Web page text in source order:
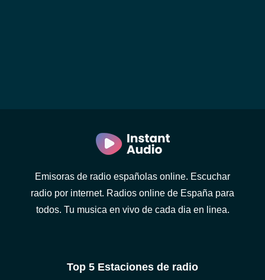
Emisoras de radio españolas online. Escuchar
radio por internet. Radios online de España para
todos. Tu musica en vivo de cada dia en linea.
Top 5 Estaciones de radio